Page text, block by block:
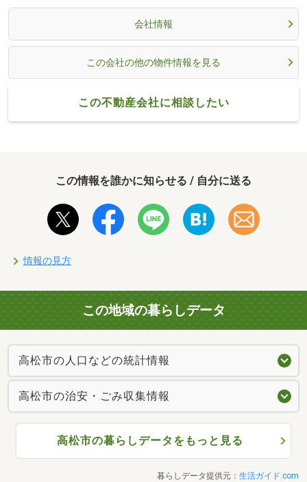
会社情報
この会社の他の物件情報を見る
この不動産会社に相談したい
この情報を誰かに知らせる / 自分に送る
情報の見方
この地域の暮らしデータ
高松市の人口などの統計情報
高松市の治安・ごみ収集情報
高松市の暮らしデータをもっと見る
暮らしデータ提供元： 生活ガイド.com